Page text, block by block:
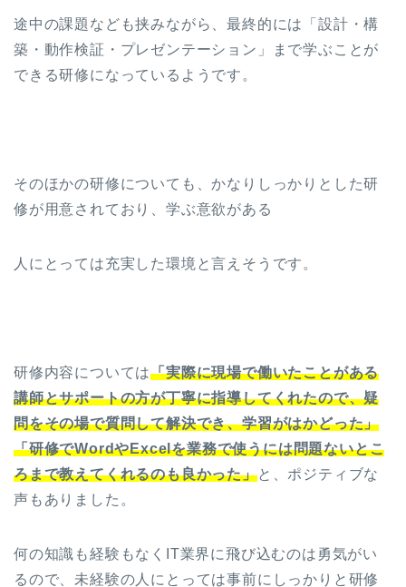
途中の課題なども挟みながら、最終的には「設計・構
築・動作検証・プレゼンテーション」まで学ぶことが
できる研修になっているようです。
そのほかの研修についても、かなりしっかりとした研
修が用意されており、学ぶ意欲がある
人にとっては充実した環境と言えそうです。
研修内容については「実際に現場で働いたことがある
講師とサポートの方が丁寧に指導してくれたので、疑
問をその場で質問して解決でき、学習がはかどった」
「研修でWordやExcelを業務で使うには問題ないとこ
ろまで教えてくれるのも良かった」と、ポジティブな
声もありました。
何の知識も経験もなくIT業界に飛び込むのは勇気がい
るので、未経験の人にとっては事前にしっかりと研修